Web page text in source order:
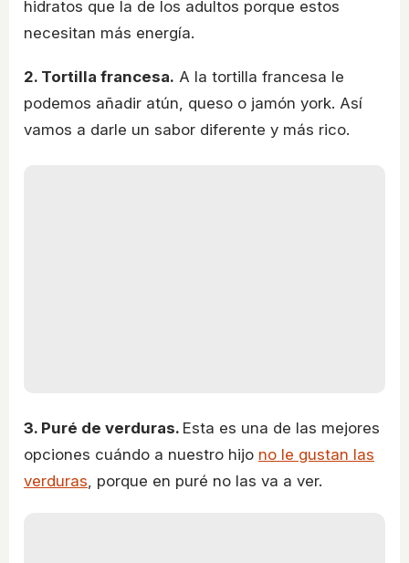
hidratos que la de los adultos porque estos
necesitan más energía.
2. Tortilla francesa. A la tortilla francesa le
podemos añadir atún, queso o jamón york. Así
vamos a darle un sabor diferente y más rico.
3. Puré de verduras. Esta es una de las mejores
opciones cuándo a nuestro hijo no le gustan las
verduras , porque en puré no las va a ver.